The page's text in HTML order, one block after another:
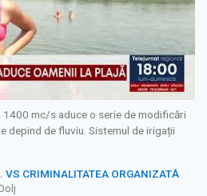
1400 mc/s aduce o serie de modificări
depind de fluviu. Sistemul de irigații
VS CRIMINALITATEA ORGANIZATĂ